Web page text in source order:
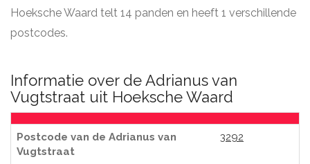
Hoeksche Waard telt 14 panden en heeft 1 verschillende
postcodes.
Informatie over de Adrianus van
Vugtstraat uit Hoeksche Waard
Postcode van de Adrianus van
Vugtstraat
3292